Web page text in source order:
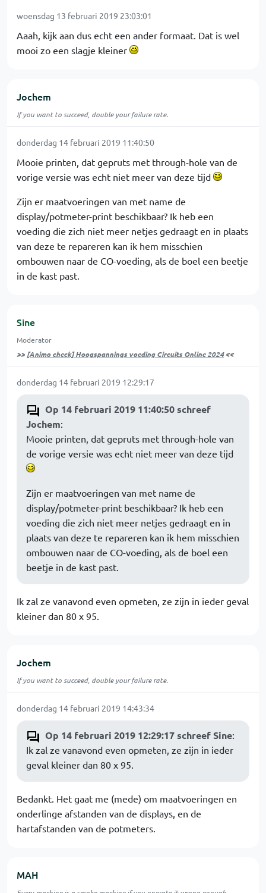
woensdag 13 februari 2019 23:03:01
Aaah, kijk aan dus echt een ander formaat. Dat is wel
mooi zo een slagje kleiner
Jochem
If you want to succeed, double your failure rate.
donderdag 14 februari 2019 11:40:50
Mooie printen, dat gepruts met through-hole van de
vorige versie was echt niet meer van deze tijd
Zijn er maatvoeringen van met name de
display/potmeter-print beschikbaar? Ik heb een
voeding die zich niet meer netjes gedraagt en in plaats
van deze te repareren kan ik hem misschien
ombouwen naar de CO-voeding, als de boel een beetje
in de kast past.
Sine
Moderator
>> [Animo check] Hoogspannings voeding Circuits Online 2024<<
donderdag 14 februari 2019 12:29:17
Op 14 februari 2019 11:40:50 schreef
Jochem:
Mooie printen, dat gepruts met through-hole van
de vorige versie was echt niet meer van deze tijd
Zijn er maatvoeringen van met name de
display/potmeter-print beschikbaar? Ik heb een
voeding die zich niet meer netjes gedraagt en in
plaats van deze te repareren kan ik hem misschien
ombouwen naar de CO-voeding, als de boel een
beetje in de kast past.
Ik zal ze vanavond even opmeten, ze zijn in ieder geval
kleiner dan 80 x 95.
Jochem
If you want to succeed, double your failure rate.
donderdag 14 februari 2019 14:43:34
Op 14 februari 2019 12:29:17 schreef Sine:
Ik zal ze vanavond even opmeten, ze zijn in ieder
geval kleiner dan 80 x 95.
Bedankt. Het gaat me (mede) om maatvoeringen en
onderlinge afstanden van de displays, en de
hartafstanden van de potmeters.
MAH